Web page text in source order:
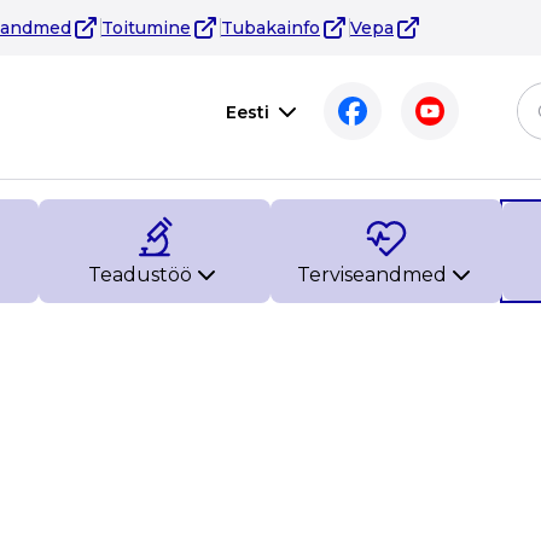
Toitumine Tubakainfo Vepa
Eesti
Teadustöö Terviseandmed